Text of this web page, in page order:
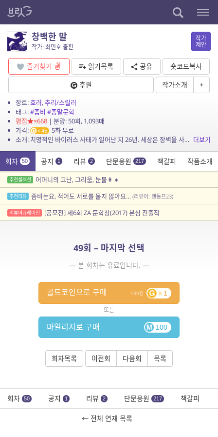
창백한 말
작가: 최민호 출판
작가
제안
즐겨찾기 읽기목록 공유
숏코드복사
후원
작가소개 +
장르:호러,추리/스릴러
태그:#좀비 #종말문학
평점
×668| 분량: 50회, 1,093매
가격:
45
5화 무료
소개: 치명적인 바이러스 사태가 일어난 지 26년. 세상은 장벽을 사이에 두고 특권을 누리며 안전하게 살아가는 면역자와, 변이를 막는 약에 의존하는 보유자가 혼재하는 곳으로 뒤바뀌었다. ... 더보기
회차 50 공지 1 리뷰 2 단문응원 217 책갈피 작품소개
추천셀렉션 어머니의 고난, 그리움, 눈물👩‍👧
추천리뷰 좀비는요, 적어도 서로를 물지 않아요… (리뷰어: 랜돌프23)
리뷰어큐레이션 [공모전] 제6회 ZA 문학상(2017) 본심 진출작
49회 – 마지막 선택
— 본 회차는 유료입니다. —
100 1
골드코인으로 구매
또는
100
마일리지로 구매
회차목록 이전회 다음회 목록
회차 50 공지 1 리뷰 2 단문응원 217 책갈피
← 전체 연재 목록